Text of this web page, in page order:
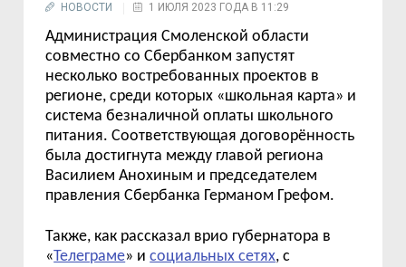
НОВОСТИ 1 ИЮЛЯ 2023 ГОДА В 11:29
Администрация Смоленской области
совместно со Сбербанком запустят
несколько востребованных проектов в
регионе, среди которых «школьная карта» и
система безналичной оплаты школьного
питания. Соответствующая договорённость
была достигнута между главой региона
Василием Анохиным и председателем
правления Сбербанка Германом Грефом.
Также, как рассказал врио губернатора в
«Телеграме» исоциальных сетях, с